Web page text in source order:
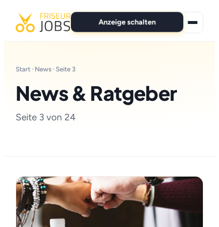
Anzeige schalten
Für Bewerber
Anzeige schalten
Start · News · Seite 3
News & Ratgeber
Seite 3 von 24